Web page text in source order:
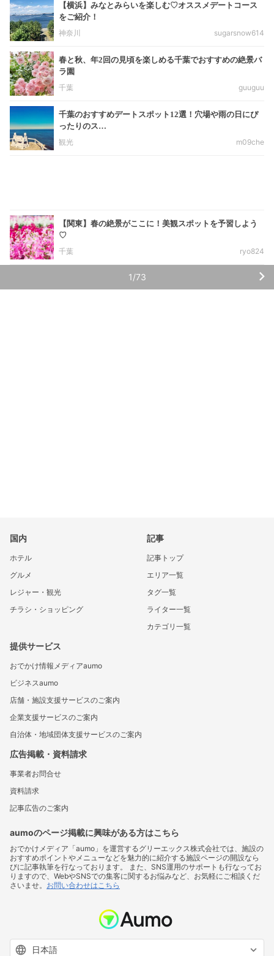
【横浜】みなとみらいを楽しむ♡オススメデートコース
をご紹介！
神奈川
sugarsnow614
春と秋、年2回の見頃を楽しめる千葉でおすすめの絶景バ
ラ園
千葉
guuguu
千葉のおすすめデートスポット12選！穴場や雨の日にぴ
ったりのス…
観光
m09che
【関東】春の絶景がここに！美観スポットを予習しよう
♡
千葉
ryo824
1/73
国内
ホテル
グルメ
レジャー・観光
チラシ・ショッピング
記事
記事トップ
エリア一覧
タグ一覧
ライター一覧
カテゴリ一覧
提供サービス
おでかけ情報メディアaumo
ビジネスaumo
店舗・施設支援サービスのご案内
企業支援サービスのご案内
自治体・地域団体支援サービスのご案内
広告掲載・資料請求
事業者お問合せ
資料請求
記事広告のご案内
aumoのページ掲載に興味がある方はこちら
おでかけメディア「aumo」を運営するグリーエックス株式会社では、施設の
おすすめポイントやメニューなどを魅力的に紹介する施設ページの開設なら
びに記事執筆を行なっております。 また、SNS運用のサポートも行なってお
りますので、WebやSNSでの集客に関するお悩みなど、お気軽にご相談くだ
さいませ。 お問い合わせはこちら